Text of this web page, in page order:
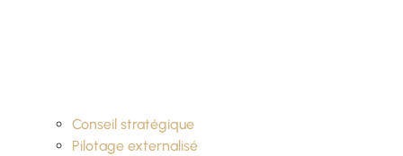
Conseil stratégique
Pilotage externalisé